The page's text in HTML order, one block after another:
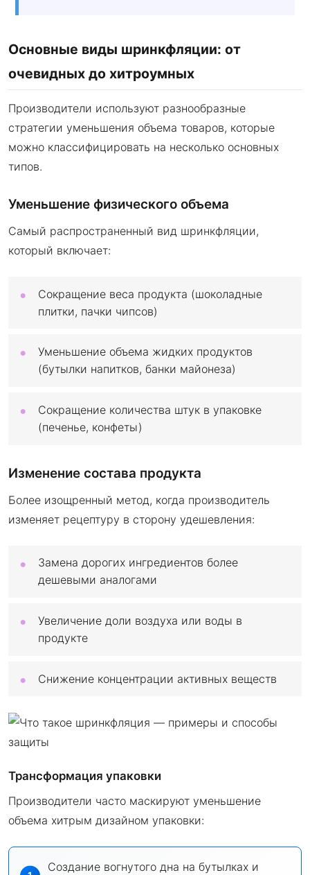
Основные виды шринкфляции: от
очевидных до хитроумных
Производители используют разнообразные
стратегии уменьшения объема товаров, которые
можно классифицировать на несколько основных
типов.
Уменьшение физического объема
Самый распространенный вид шринкфляции,
который включает:
Сокращение веса продукта (шоколадные
плитки, пачки чипсов)
Уменьшение объема жидких продуктов
(бутылки напитков, банки майонеза)
Сокращение количества штук в упаковке
(печенье, конфеты)
Изменение состава продукта
Более изощренный метод, когда производитель
изменяет рецептуру в сторону удешевления:
Замена дорогих ингредиентов более
дешевыми аналогами
Увеличение доли воздуха или воды в
продукте
Снижение концентрации активных веществ
Трансформация упаковки
Производители часто маскируют уменьшение
объема хитрым дизайном упаковки:
Создание вогнутого дна на бутылках и